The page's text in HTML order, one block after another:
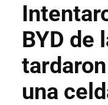
BYD de
una